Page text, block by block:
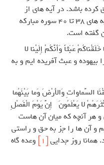
باشد. در آیه های از
قرآن کریم نظیر آیه 155 مومنون و آیه های 38 تا 40 سوره مبارکه
گفته است.
خَلَقْناکُمْ عَبَثاً وَأَنَّکُمْ إِلَیْنا لا
بیهوده و عبث آفریده ایم و به
وَما خَلَقْنَا السَّماواتِ وَالأَرْضَ وَما بَیْنَهُما
لا یَعْلَمُونَ * إِنَّ یَوْمَ الْفَصْلِ
و هر آنچه که میان آن هاست
و آن ها را جز به حق و راستی
همانا روز جدایی [1]
وعده گاه